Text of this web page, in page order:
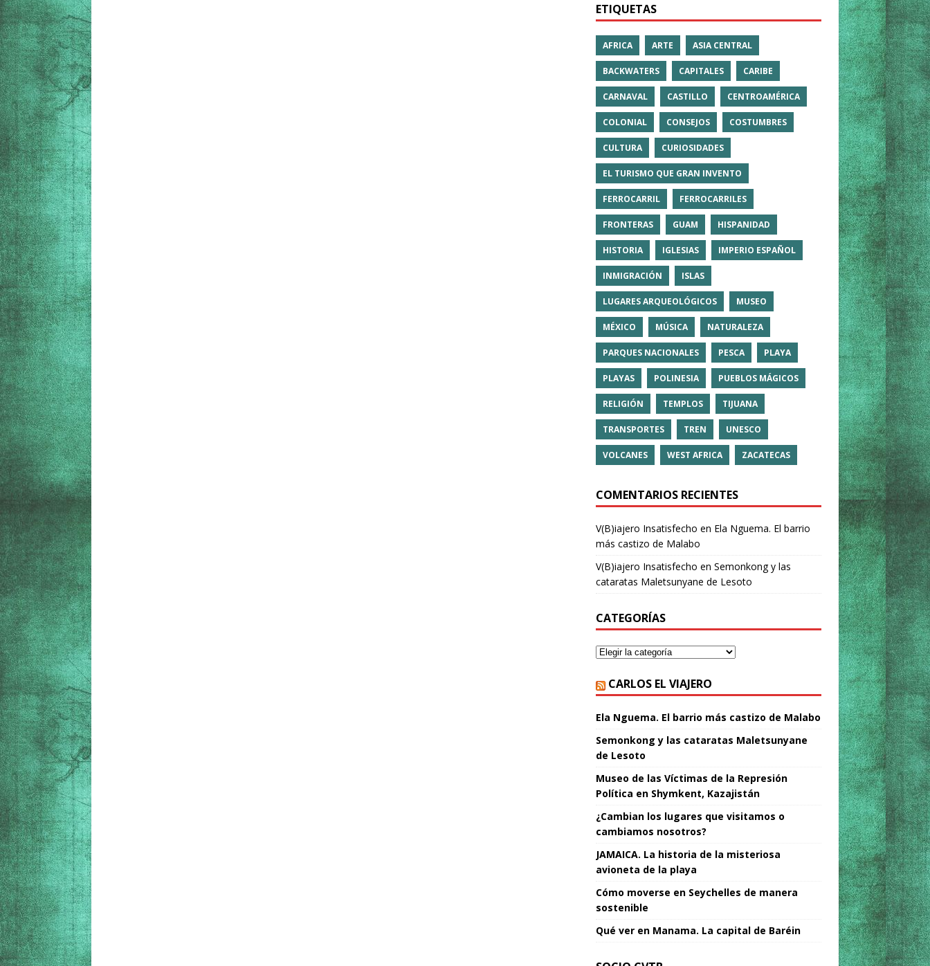
ETIQUETAS
AFRICA ARTE ASIA CENTRAL
BACKWATERS CAPITALES CARIBE
CARNAVAL CASTILLO CENTROAMÉRICA
COLONIAL CONSEJOS COSTUMBRES
CULTURA CURIOSIDADES
EL TURISMO QUE GRAN INVENTO
FERROCARRIL FERROCARRILES
FRONTERAS GUAM HISPANIDAD
HISTORIA IGLESIAS IMPERIO ESPAÑOL
INMIGRACIÓN ISLAS
LUGARES ARQUEOLÓGICOS MUSEO
MÉXICO MÚSICA NATURALEZA
PARQUES NACIONALES PESCA PLAYA
PLAYAS POLINESIA PUEBLOS MÁGICOS
RELIGIÓN TEMPLOS TIJUANA
TRANSPORTES TREN UNESCO
VOLCANES WEST AFRICA ZACATECAS
COMENTARIOS RECIENTES
V(B)iajero Insatisfecho en Ela Nguema. El barrio
más castizo de Malabo
V(B)iajero Insatisfecho en Semonkong y las
cataratas Maletsunyane de Lesoto
CATEGORÍAS
CARLOS EL VIAJERO
Ela Nguema. El barrio más castizo de Malabo
Semonkong y las cataratas Maletsunyane
de Lesoto
Museo de las Víctimas de la Represión
Política en Shymkent, Kazajistán
¿Cambian los lugares que visitamos o
cambiamos nosotros?
JAMAICA. La historia de la misteriosa
avioneta de la playa
Cómo moverse en Seychelles de manera
sostenible
Qué ver en Manama. La capital de Baréin